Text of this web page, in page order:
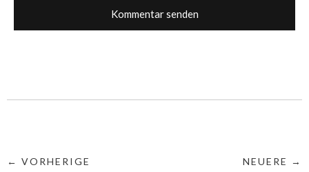
← VORHERIGE NEUERE →